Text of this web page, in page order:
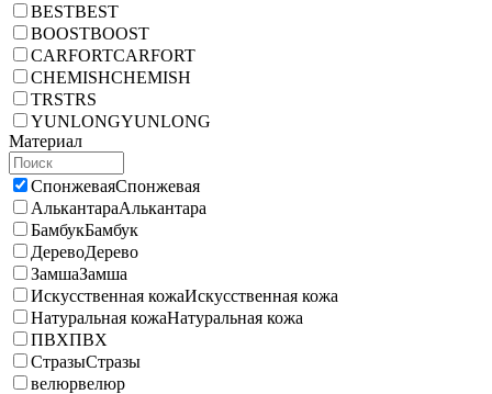
BESTBEST
BOOSTBOOST
CARFORTCARFORT
CHEMISHCHEMISH
TRSTRS
YUNLONGYUNLONG
Материал
СпонжеваяСпонжевая
АлькантараАлькантара
БамбукБамбук
ДеревоДерево
ЗамшаЗамша
Искусственная кожаИскусственная кожа
Натуральная кожаНатуральная кожа
ПВХПВХ
СтразыСтразы
велюрвелюр